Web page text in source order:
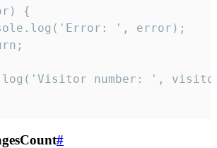
{
', error);
number: ',
#